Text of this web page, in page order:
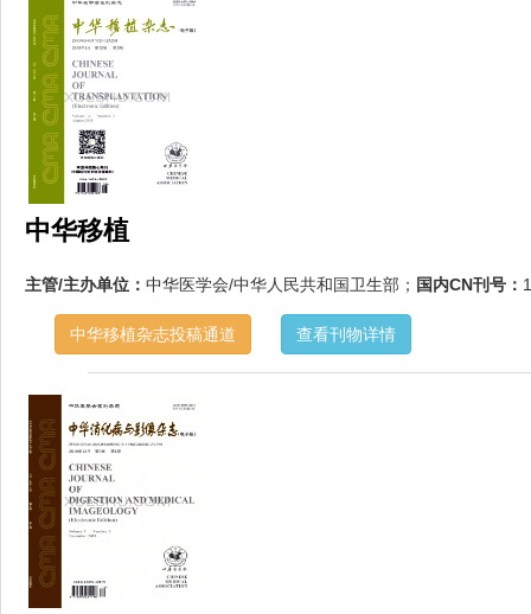
中华移植
主管/主办单位： 中华医学会/中华人民共和国卫生部； 国内CN刊号：
中华移植杂志投稿通道 查看刊物详情